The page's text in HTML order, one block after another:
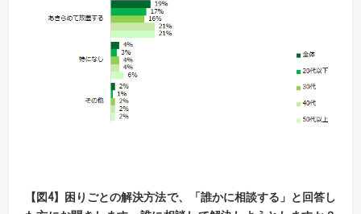
【 図4】
困りごとの解決方法で、「誰かに相談する」と回答し